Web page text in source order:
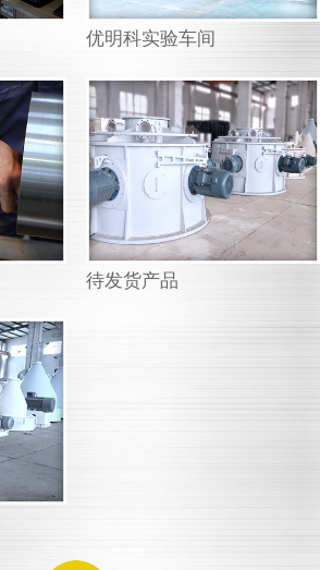
优明科实验车间
待发货产品